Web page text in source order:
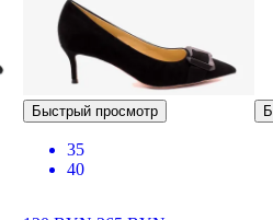
Быстрый просмотр
35
40